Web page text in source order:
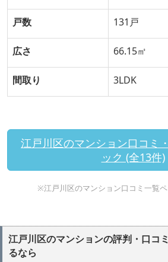
戸数 131戸
広さ 66.15㎡
間取り 3LDK
江戸川区のマンション口コミ
ック (全13件)
※江戸川区のマンション口コミ一覧
江戸川区のマンションの評判・口コ
るなら